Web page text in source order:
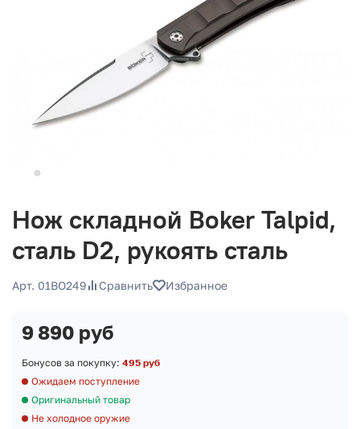
Нож складной Boker Talpid,
сталь D2, рукоять сталь
Арт. 01BO249 Сравнить Избранное
9 890 руб
Бонусов за покупку: 495 руб
Ожидаем поступление
Оригинальный товар
Не холодное оружие